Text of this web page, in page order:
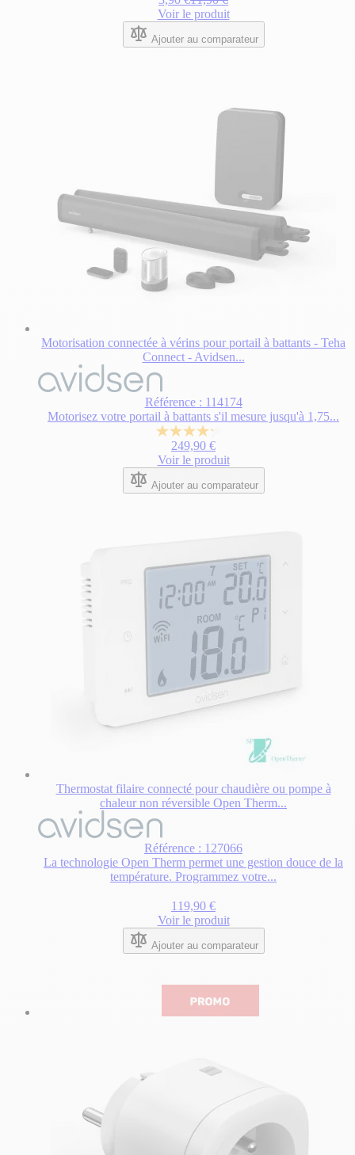
sur
5
étoiles.
2
Voir le produit
Ajouter au comparateur
Motorisation connectée à vérins pour portail à battants - Teha
Connect - Avidsen...
Référence : 114174
Motorisez votre portail à battants s'il mesure jusqu'à 1,75...
4.3
sur
5
étoiles.
30
249,90 €
Voir le produit
Ajouter au comparateur
Thermostat filaire connecté pour chaudière ou pompe à
chaleur non réversible Open Therm...
Référence : 127066
La technologie Open Therm permet une gestion douce de la
température. Programmez votre...
119,90 €
Voir le produit
Ajouter au comparateur